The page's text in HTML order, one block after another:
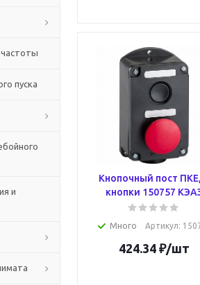
пуска
и
Кнопочный пост
кнопки 150757
Много Артикул:
424.34₽/шт